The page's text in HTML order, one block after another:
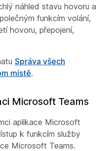
náhled stavu hovoru a
funkcím volání,
hovoru, přepojení,
Správa všech
místě.
Microsoft Teams
aplikace Microsoft
k funkcím služby
Microsoft Teams.